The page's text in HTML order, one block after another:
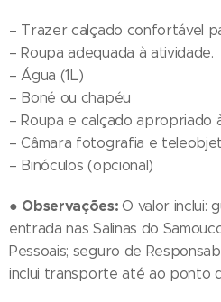
– Trazer calçado confortável
– Roupa adequada à atividade.
– Água (1L)
– Boné ou chapéu
– Roupa e calçado apropriado
– Câmara fotografia e
– Binóculos (opcional)
● Observações:O valor inclui:
entrada nas Salinas do
Pessoais; seguro de
inclui transporte até ao ponto